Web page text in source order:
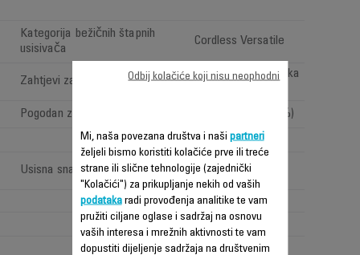
Kategorija bežičnih štapnih
usisivača
Cordless Versatile
Zahtjevi za čišćenje
Pod, namještaj i visoka
Pogodan za alergične osobe
Da (filtracija < 99,9 %)
Usisna snaga (Air Watt)
High performance
(>100 <150AW)
3
1
Mi, naša povezana društva i naši partneri
željeli bismo koristiti kolačiće prve ili treće
strane ili slične tehnologije (zajednički
"Kolačići") za prikupljanje nekih od vaših
podatakaradi provođenja analitike te vam
pružiti ciljane oglase i sadržaj na osnovu
vaših interesa i mrežnih aktivnosti te vam
dopustiti dijeljenje sadržaja na društvenim
Odbij kolačiće koji nisu neophodni